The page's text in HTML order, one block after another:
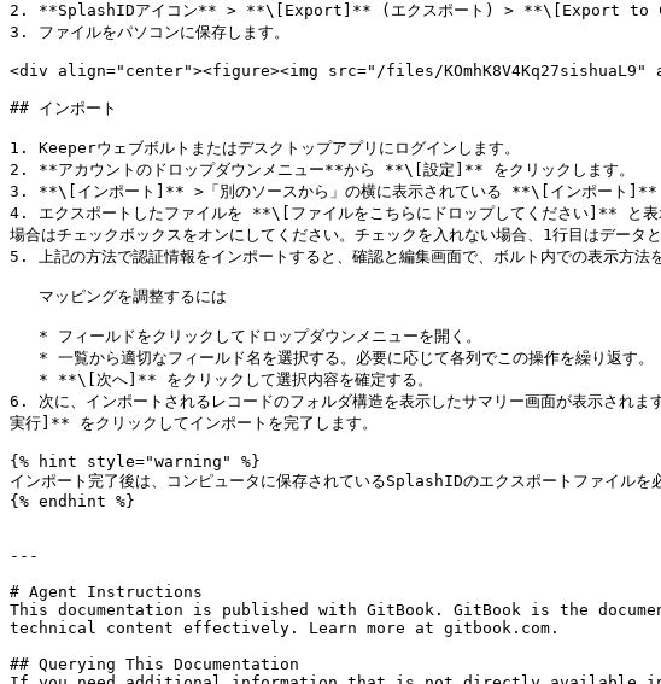
2. **SplashIDアイコン** > **\[Export]** (エクスポート) > **\[Export to
3. ファイルをパソコンに保存します。
<div align="center"><figure><img src="/files/
## インポート
1. Keeperウェブボルトまたはデスクトップアプリにログインします。
2. **アカウントのドロップダウンメニュー**から **\[設定]** をクリックします。
3. **\[インポート]** >「別のソースから」の横に表示されている **\[インポート]**
4. エクスポートしたファイルを **\[ファイルをこちらにドロップしてください]** と表示
場合はチェックボックスをオンにしてください。チェックを入れない場合、1行目はデータと
5. 上記の方法で認証情報をインポートすると、確認と編集画面で、ボルト内での表示方
6. 次に、インポートされるレコードのフォルダ構造を表示したサマリー画面が表示され
実行]** をクリックしてインポートを完了します。
{% hint style="warning" %}
インポート完了後は、コンピュータに保存されているSplashIDのエクスポートファイルを
{% endhint %}
---
# Agent Instructions
This documentation is published with GitBook. GitBook is the
technical content effectively. Learn more at gitbook.com.
## Querying This Documentation